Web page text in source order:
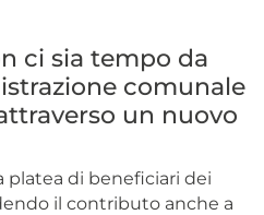
ci sia tempo da
comunale
un nuovo
platea di beneficiari dei
il contributo anche a